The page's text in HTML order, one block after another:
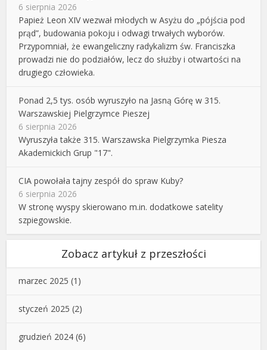
6 sierpnia 2026
Papież Leon XIV wezwał młodych w Asyżu do „pójścia pod
prąd”, budowania pokoju i odwagi trwałych wyborów.
Przypomniał, że ewangeliczny radykalizm św. Franciszka
prowadzi nie do podziałów, lecz do służby i otwartości na
drugiego człowieka.
Ponad 2,5 tys. osób wyruszyło na Jasną Górę w 315.
Warszawskiej Pielgrzymce Pieszej
6 sierpnia 2026
Wyruszyła także 315. Warszawska Pielgrzymka Piesza
Akademickich Grup "17".
CIA powołała tajny zespół do spraw Kuby?
6 sierpnia 2026
W stronę wyspy skierowano m.in. dodatkowe satelity
szpiegowskie.
Zobacz artykuł z przeszłości
marzec 2025 (1)
styczeń 2025 (2)
grudzień 2024 (6)